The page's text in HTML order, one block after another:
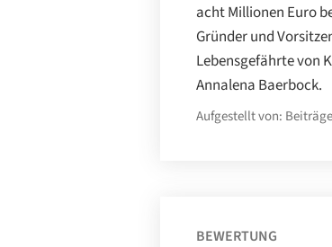
acht Millionen Euro
Gründer und
Lebensgefährte von
Annalena Baerbock.
Aufgestellt von:
BEWERTUNG